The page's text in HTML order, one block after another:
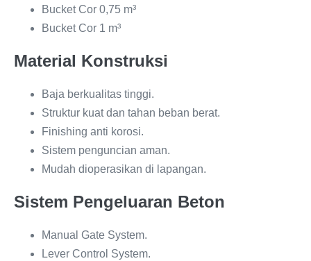
Bucket Cor 0,75 m³
Bucket Cor 1 m³
Material Konstruksi
Baja berkualitas tinggi.
Struktur kuat dan tahan beban berat.
Finishing anti korosi.
Sistem penguncian aman.
Mudah dioperasikan di lapangan.
Sistem Pengeluaran Beton
Manual Gate System.
Lever Control System.